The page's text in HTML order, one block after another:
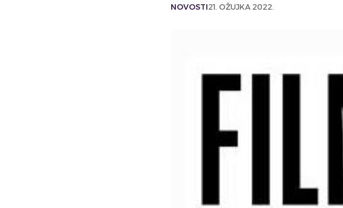
NOVOSTI21. OŽUJKA 2022.